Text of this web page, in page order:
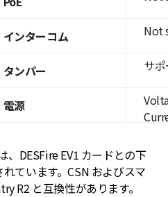
インターコム
タンパー
電源
Not
サ
、DESFire EV1 カードとの下
ています。CSN およびスマ
R2 と互換性があります。